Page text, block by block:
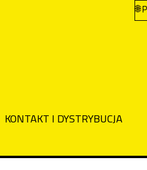
KONTAKT I DYSTRYBUCJA